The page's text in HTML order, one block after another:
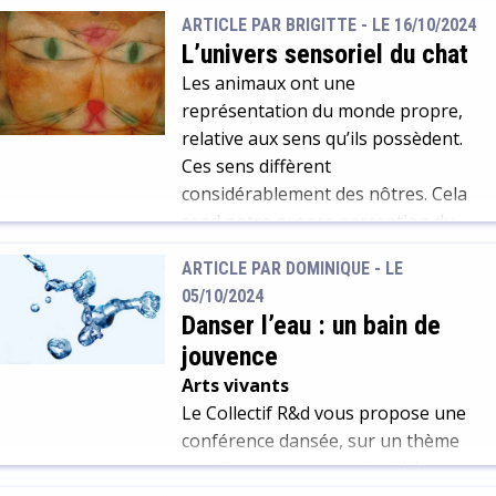
siècles. À l'occasion de l'exposition
"L'appel de la forêt", qui court
jusqu'à février 2025, nous vous
proposons un tour d'horizon de
nos plus savoureux documents
autour des champignons, ces
habitants atypiques de la forêt
(mais pas que).
petite oie ? Où trouver sa place ?
C’est lorsqu’elle lève les yeux vers le
ciel qu’elle comprend enfin, et
s’envole ! Un petit album jeunesse à
découvrir alors que nous pouvons
voir les oies partir pour le […]
ARTICLE PAR BRIGITTE - LE 16/10/2024
L’univers sensoriel du chat
Les animaux ont une
représentation du monde propre,
relative aux sens qu’ils possèdent.
Ces sens diffèrent
considérablement des nôtres. Cela
rend notre propre perception du
d’autres dans le règne animal.
ARTICLE PAR DOMINIQUE - LE
05/10/2024
Danser l’eau : un bain de
jouvence
Arts vivants
Le Collectif R&d vous propose une
conférence dansée, sur un thème
propice au mouvement et à la